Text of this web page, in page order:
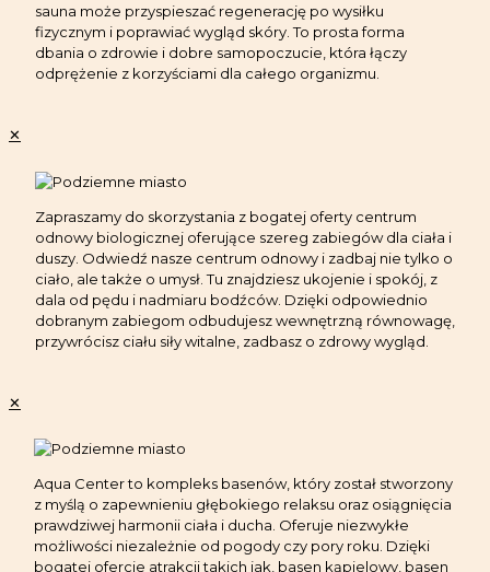
sauna może przyspieszać regenerację po wysiłku
fizycznym i poprawiać wygląd skóry. To prosta forma
dbania o zdrowie i dobre samopoczucie, która łączy
odprężenie z korzyściami dla całego organizmu.
✕
Zapraszamy do skorzystania z bogatej oferty centrum
odnowy biologicznej oferujące szereg zabiegów dla ciała i
duszy. Odwiedź nasze centrum odnowy i zadbaj nie tylko o
ciało, ale także o umysł. Tu znajdziesz ukojenie i spokój, z
dala od pędu i nadmiaru bodźców. Dzięki odpowiednio
dobranym zabiegom odbudujesz wewnętrzną równowagę,
przywrócisz ciału siły witalne, zadbasz o zdrowy wygląd.
✕
Aqua Center to kompleks basenów, który został stworzony
z myślą o zapewnieniu głębokiego relaksu oraz osiągnięcia
prawdziwej harmonii ciała i ducha. Oferuje niezwykłe
możliwości niezależnie od pogody czy pory roku. Dzięki
bogatej ofercie atrakcji takich jak, basen kąpielowy, basen